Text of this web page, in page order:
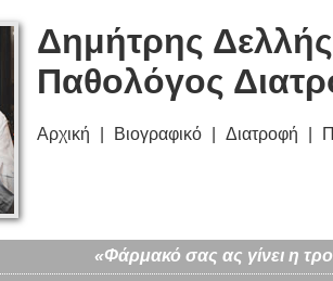
Δημήτρης
Παθολόγος
Αρχική Βιογραφικό Διατροφή
«Φάρμακό σας ας γίνει η